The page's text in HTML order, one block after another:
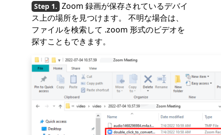
Zoom 録画が保存されているデバイ
ス上の場所を見つけます。 不明な場合は、
ファイルを検索して .zoom 形式のビデオを
探すこともできます。